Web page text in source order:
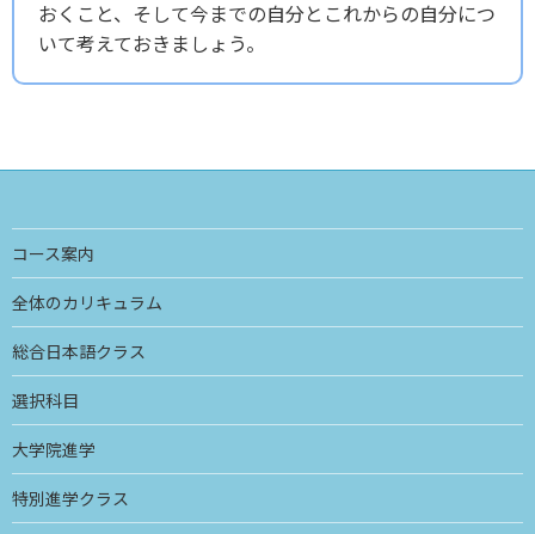
おくこと、そして今までの自分とこれからの自分につ
いて考えておきましょう。
コース案内
全体のカリキュラム
総合日本語クラス
選択科目
大学院進学
特別進学クラス